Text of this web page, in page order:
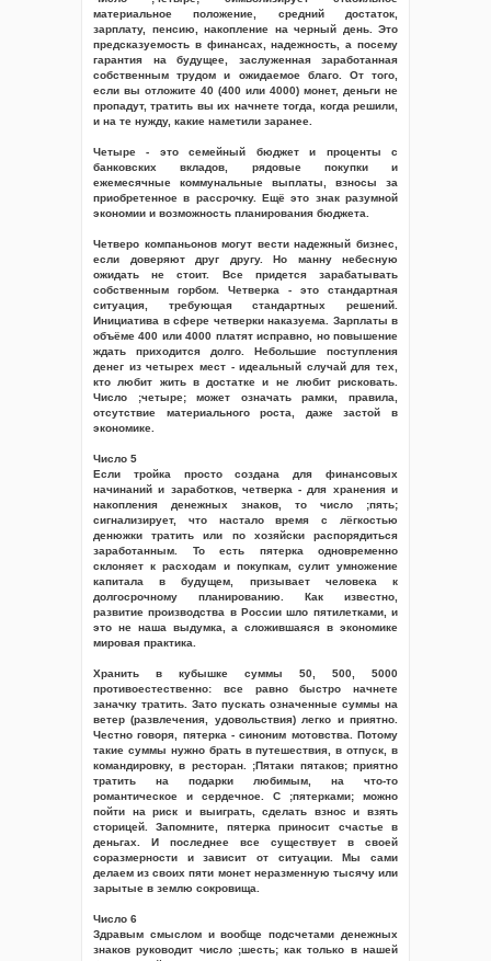
материальное положение, средний достаток,
зарплату, пенсию, накопление на черный день. Это
предсказуемость в финансах, надежность, а посему
гарантия на будущее, заслуженная заработанная
собственным трудом и ожидаемое благо. От того,
если вы отложите 40 (400 или 4000) монет, деньги не
пропадут, тратить вы их начнете тогда, когда решили,
и на те нужду, какие наметили заранее.
Четыре - это семейный бюджет и проценты с
банковских вкладов, рядовые покупки и
ежемесячные коммунальные выплаты, взносы за
приобретенное в рассрочку. Ещё это знак разумной
экономии и возможность планирования бюджета.
Четверо компаньонов могут вести надежный бизнес,
если доверяют друг другу. Но манну небесную
ожидать не стоит. Все придется зарабатывать
собственным горбом. Четверка - это стандартная
ситуация, требующая стандартных решений.
Инициатива в сфере четверки наказуема. Зарплаты в
объёме 400 или 4000 платят исправно, но повышение
ждать приходится долго. Небольшие поступления
денег из четырех мест - идеальный случай для тех,
кто любит жить в достатке и не любит рисковать.
Число ;четыре; может означать рамки, правила,
отсутствие материального роста, даже застой в
экономике.
Число 5
Если тройка просто создана для финансовых
начинаний и заработков, четверка - для хранения и
накопления денежных знаков, то число ;пять;
сигнализирует, что настало время с лёгкостью
денюжки тратить или по хозяйски распорядиться
заработанным. То есть пятерка одновременно
склоняет к расходам и покупкам, сулит умножение
капитала в будущем, призывает человека к
долгосрочному планированию. Как известно,
развитие производства в России шло пятилетками, и
это не наша выдумка, а сложившаяся в экономике
мировая практика.
Хранить в кубышке суммы 50, 500, 5000
противоестественно: все равно быстро начнете
заначку тратить. Зато пускать означенные суммы на
ветер (развлечения, удовольствия) легко и приятно.
Честно говоря, пятерка - синоним мотовства. Потому
такие суммы нужно брать в путешествия, в отпуск, в
командировку, в ресторан. ;Пятаки пятаков; приятно
тратить на подарки любимым, на что-то
романтическое и сердечное. С ;пятерками; можно
пойти на риск и выиграть, сделать взнос и взять
сторицей. Запомните, пятерка приносит счастье в
деньгах. И последнее все существует в своей
соразмерности и зависит от ситуации. Мы сами
делаем из своих пяти монет неразменную тысячу или
зарытые в землю сокровища.
Число 6
Здравым смыслом и вообще подсчетами денежных
знаков руководит число ;шесть; как только в нашей